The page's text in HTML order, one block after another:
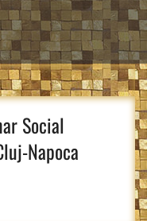
Social
Napoca